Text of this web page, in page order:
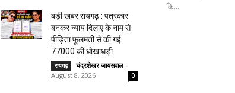
बड़ी खबर रायगढ़ : पत्रकार
बनकर न्याय दिलाए के नाम से
पीड़िता फूलमती से की गई
77000 की धोखाधड़ी
रायगढ़ चंद्रशेखर जायसवाल -
August 8, 2026
0
कि...